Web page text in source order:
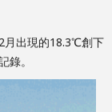
月出現的18.3℃創下
錄。